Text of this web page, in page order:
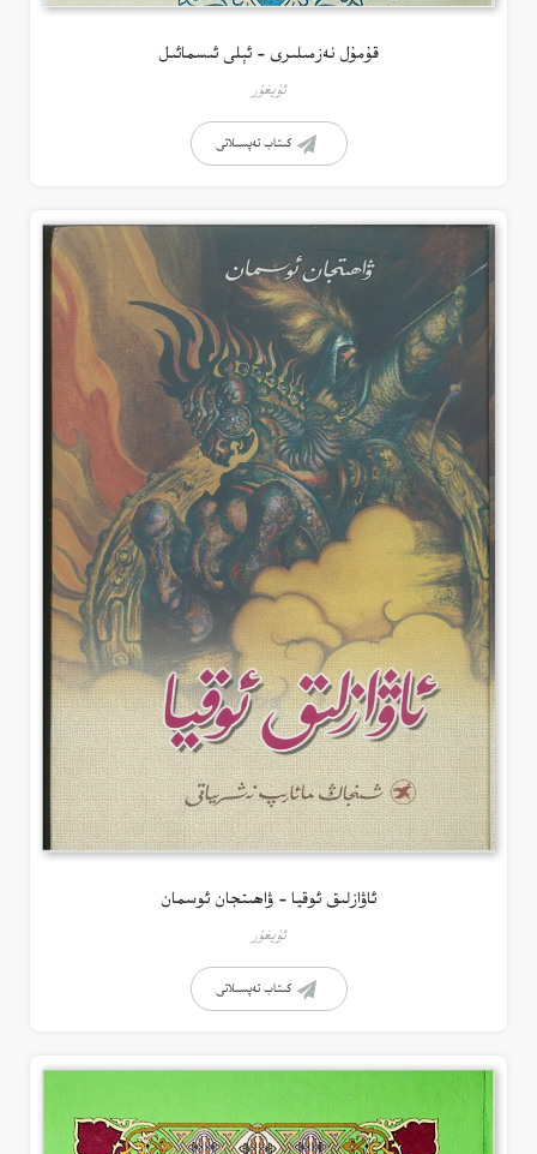
قۇمۇل نەزمىلىرى – ئېلى ئىسمائىل
ئۇيغۇر
كىتاب تەپسىلاتى
ئاۋازلىق ئوقيا – ۋاھىتجان ئوسمان
ئۇيغۇر
كىتاب تەپسىلاتى